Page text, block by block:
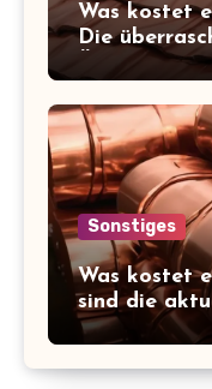
Was kostet
Die
Überblick!
Sonstiges
Was kostet
sind die
kennen